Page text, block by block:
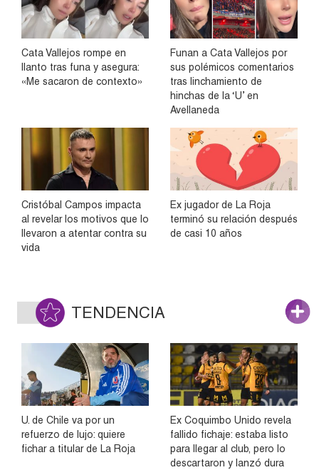
Cata Vallejos rompe en
llanto tras funa y asegura:
«Me sacaron de contexto»
Funan a Cata Vallejos por
sus polémicos comentarios
tras linchamiento de
hinchas de la ‘U’ en
Avellaneda
Cristóbal Campos impacta
al revelar los motivos que lo
llevaron a atentar contra su
vida
Ex jugador de La Roja
terminó su relación después
de casi 10 años
TENDENCIA
U. de Chile va por un
refuerzo de lujo: quiere
fichar a titular de La Roja
Ex Coquimbo Unido revela
fallido fichaje: estaba listo
para llegar al club, pero lo
descartaron y lanzó dura